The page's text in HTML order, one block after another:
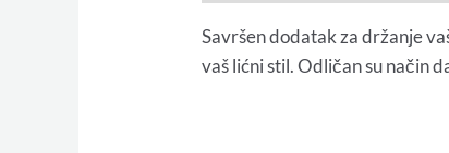
Savršen dodatak za držanje
vaš lićni stil. Odličan su način